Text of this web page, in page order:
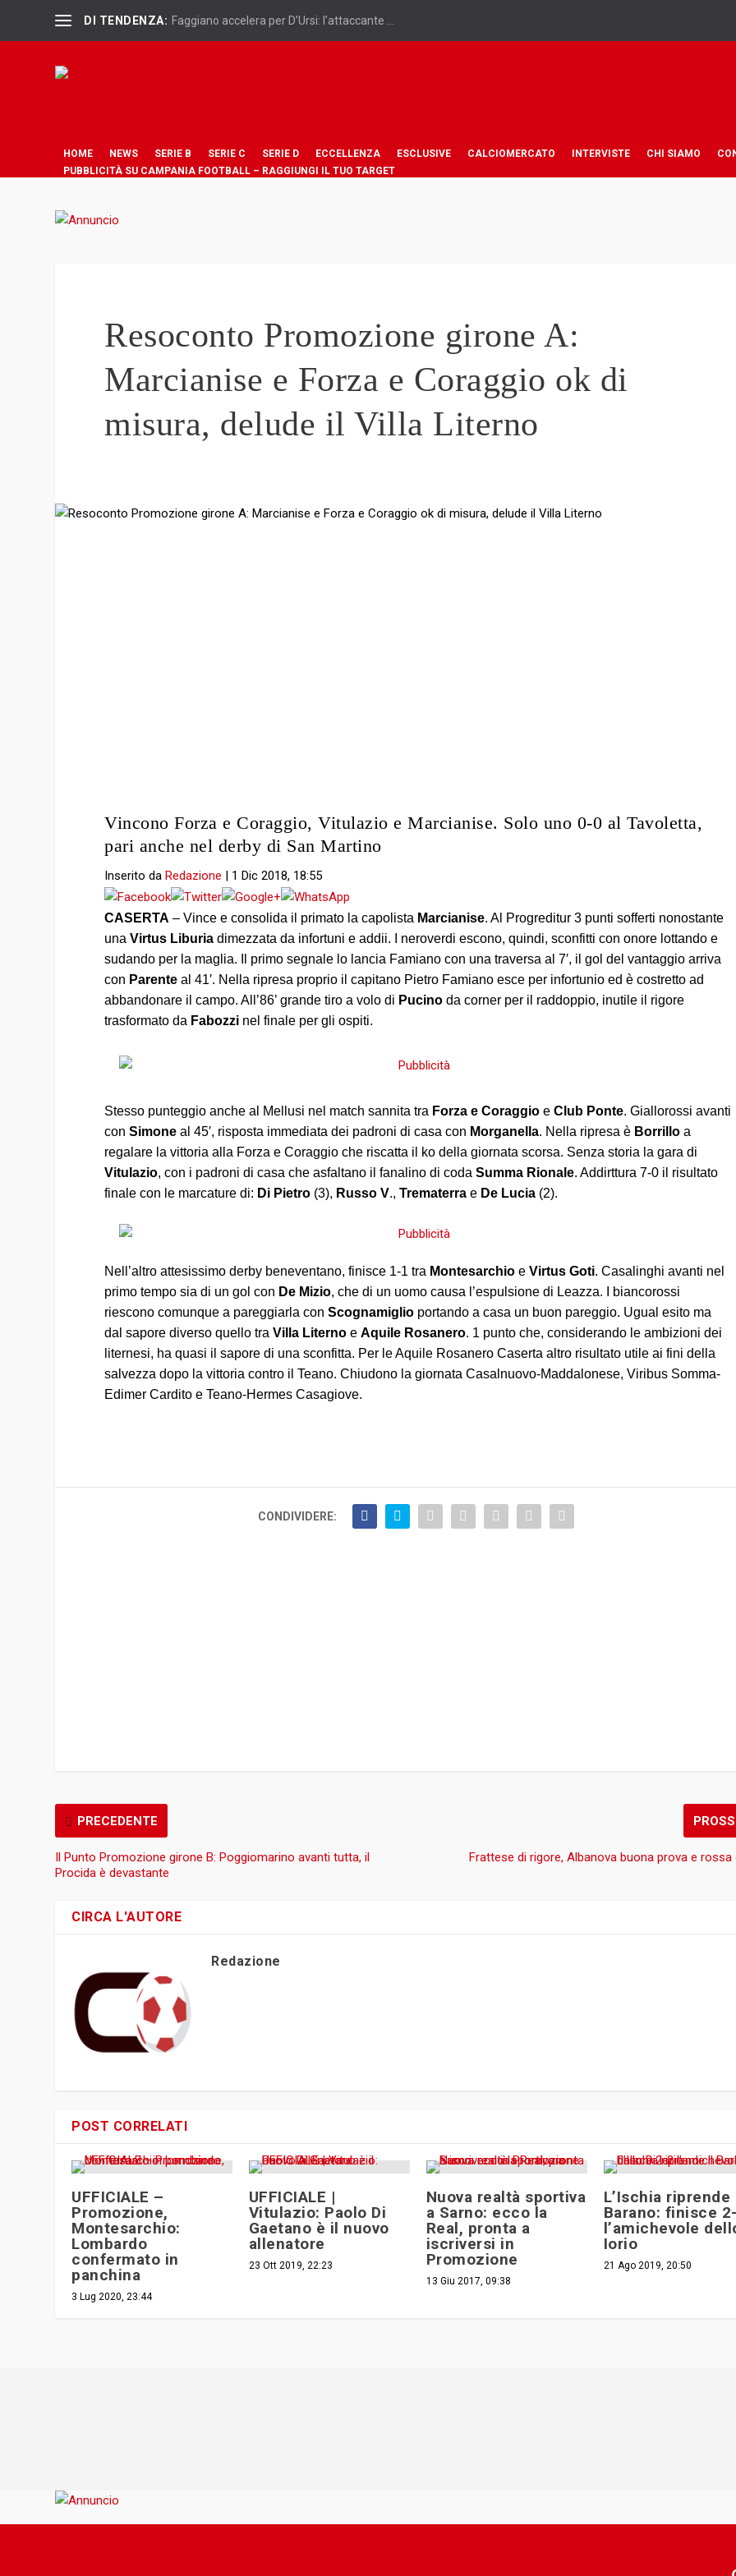
DI TENDENZA: Faggiano accelera per D’Ursi: l’attaccante ...
HOME NEWS SERIE B SERIE C SERIE D ECCELLENZA ESCLUSIVE CALCIOMERCATO INTERVISTE CHI SIAMO
PUBBLICITÀ SU CAMPANIA FOOTBALL – RAGGIUNGI IL TUO TARGET
Resoconto Promozione girone A:
Marcianise e Forza e Coraggio ok di
misura, delude il Villa Literno
Vincono Forza e Coraggio, Vitulazio e Marcianise. Solo uno 0-0 al Tavoletta,
pari anche nel derby di San Martino
Inserito daRedazione | 1 Dic 2018, 18:55
CASERTA – Vince e consolida il primato la capolista Marcianise. Al Progreditur 3 punti sofferti nonostante
unaVirtus Liburia dimezzata da infortuni e addii. I neroverdi escono, quindi, sconfitti con onore lottando e
sudando per la maglia. Il primo segnale lo lancia Famiano con una traversa al 7′, il gol del vantaggio arriva
con Parente al 41′. Nella ripresa proprio il capitano Pietro Famiano esce per infortunio ed è costretto ad
abbandonare il campo. All’86’ grande tiro a volo di Pucino da corner per il raddoppio, inutile il rigore
trasformato da Fabozzi nel finale per gli ospiti.
Stesso punteggio anche al Mellusi nel match sannita tra Forza e Coraggio e Club Ponte. Giallorossi avanti
conSimone al 45′, risposta immediata dei padroni di casa con Morganella. Nella ripresa è Borrillo a
regalare la vittoria alla Forza e Coraggio che riscatta il ko della giornata scorsa. Senza storia la gara di
Vitulazio, con i padroni di casa che asfaltano il fanalino di codaSumma Rionale. Addirttura 7-0 il risultato
finale con le marcature di: Di Pietro (3), Russo V.,Trematerra e De Lucia (2).
Nell’altro attesissimo derby beneventano, finisce 1-1 tra Montesarchio eVirtus Goti. Casalinghi avanti nel
primo tempo sia di un gol con De Mizio, che di un uomo causa l’espulsione di Leazza. I biancorossi
riescono comunque a pareggiarla conScognamiglio portando a casa un buon pareggio. Ugual esito ma
dal sapore diverso quello traVilla Literno eAquile Rosanero. 1 punto che, considerando le ambizioni dei
liternesi, ha quasi il sapore di una sconfitta. Per le Aquile Rosanero Caserta altro risultato utile ai fini della
salvezza dopo la vittoria contro il Teano. Chiudono la giornata Casalnuovo-Maddalonese, Viribus Somma-
Edimer Cardito e Teano-Hermes Casagiove.
CONDIVIDERE:
PRECEDENTE
Il Punto Promozione girone B: Poggiomarino avanti tutta, il
Procida è devastante
Frattese di rigore, Albanova buona prova e rossa
CIRCA L'AUTORE
Redazione
POST CORRELATI
UFFICIALE –
Promozione,
Montesarchio:
Lombardo
confermato in
panchina
3 Lug 2020, 23:44
UFFICIALE |
Vitulazio: Paolo Di
Gaetano è il nuovo
allenatore
23 Ott 2019, 22:23
Nuova realtà sportiva
a Sarno: ecco la
Real, pronta a
iscriversi in
Promozione
13 Giu 2017, 09:38
L’Ischia riprende
Barano: finisce
l’amichevole
Iorio
21 Ago 2019, 20:50